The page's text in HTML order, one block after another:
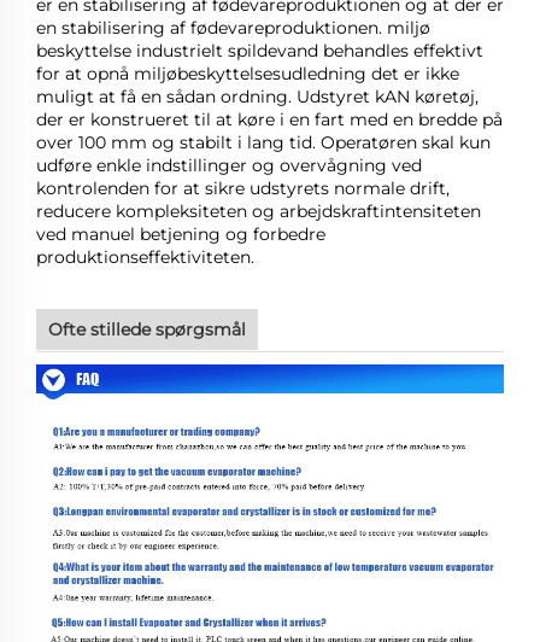
er en stabilisering af fødevareproduktionen og at der er
en stabilisering af fødevareproduktionen. miljø
beskyttelse industrielt spildevand behandles effektivt
for at opnå miljøbeskyttelsesudledning det er ikke
muligt at få en sådan ordning. Udstyret kAN køretøj,
der er konstrueret til at køre i en fart med en bredde på
over 100 mm og stabilt i lang tid. Operatøren skal kun
udføre enkle indstillinger og overvågning ved
kontrolenden for at sikre udstyrets normale drift,
reducere kompleksiteten og arbejdskraftintensiteten
ved manuel betjening og forbedre
produktionseffektiviteten.
Ofte stillede spørgsmål